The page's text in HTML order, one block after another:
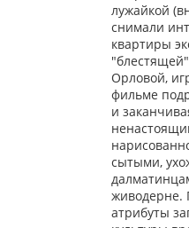
лужайкой
снимали
квартиры
Орловой,
фильме
и
сытыми,
живодерне.
атрибуты